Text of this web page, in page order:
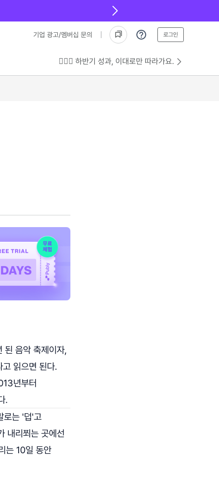
기업 광고/멤버십 문의 로그인
💁🏻‍♂️ 하반기 성과, 이대로만 따라가요.
된 음악 축제이자,
읽으면 된다.
년부터
.
로는 '덥'고
내리쬐는 곳에선
는 10일 동안